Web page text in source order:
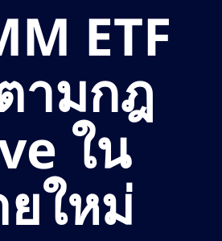
ETF
ามกฎ
ใน
ใหม่